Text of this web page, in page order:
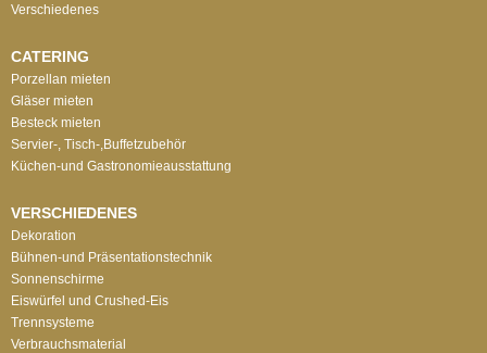
Verschiedenes
CATERING
Porzellan mieten
Gläser mieten
Besteck mieten
Servier-, Tisch-,Buffetzubehör
Küchen-und Gastronomieausstattung
VERSCHIEDENES
Dekoration
Bühnen-und Präsentationstechnik
Sonnenschirme
Eiswürfel und Crushed-Eis
Trennsysteme
Verbrauchsmaterial